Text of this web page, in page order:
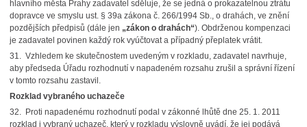
hlavního města Prahy zadavatel sděluje, že se jedná o prokazatelnou ztrátu
dopravce ve smyslu ust. § 39a zákona č. 266/1994 Sb., o drahách, ve znění
pozdějších předpisů (dále jen „zákon o drahách“). Obdrženou kompenzaci
je zadavatel povinen každý rok vyúčtovat a případný přeplatek vrátit.
31. Vzhledem ke skutečnostem uvedeným v rozkladu, zadavatel navrhuje,
aby předseda Úřadu rozhodnutí v napadeném rozsahu zrušil a správní řízení
v tomto rozsahu zastavil.
Rozklad vybraného uchazeče
32. Proti napadenému rozhodnutí podal v zákonné lhůtě dne 25. 1. 2011
rozklad i vybraný uchazeč, který v rozkladu výslovně uvádí, že jej podává